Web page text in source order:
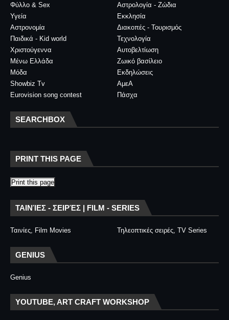
Φύλλο & Sex
Αστρολογία - Ζώδια
Υγεία
Εκκλησία
Αστρονομία
Διακοπές - Τουρισμός
Παιδικά - Kid world
Τεχνολογία
Χριστούγεννα
Αυτοβελτίωση
Μένω Ελλάδα
Ζωικό βασίλειο
Μόδα
Εκδηλώσεις
Showbiz Tv
ΑμεΑ
Eurovision song contest
Πάσχα
SEARCHBOX
PRINT THIS PAGE
Print this page
ΤΑΙΝΊΕΣ - ΣΕΙΡΈΣ | FILM - SERIES
Ταινίες, Film Movies Τηλεοπτικές σειρές, TV Series
GENIUS
Genius
YOUTUBE, ART CRAFT WORKSHOP